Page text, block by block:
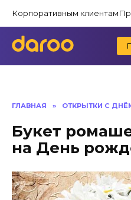
содержанию
Корпоративным клиентам
ГЛАВНАЯ » ОТКРЫТКИ С
Букет
на День